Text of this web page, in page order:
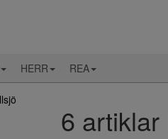
HERR REA
6 artiklar